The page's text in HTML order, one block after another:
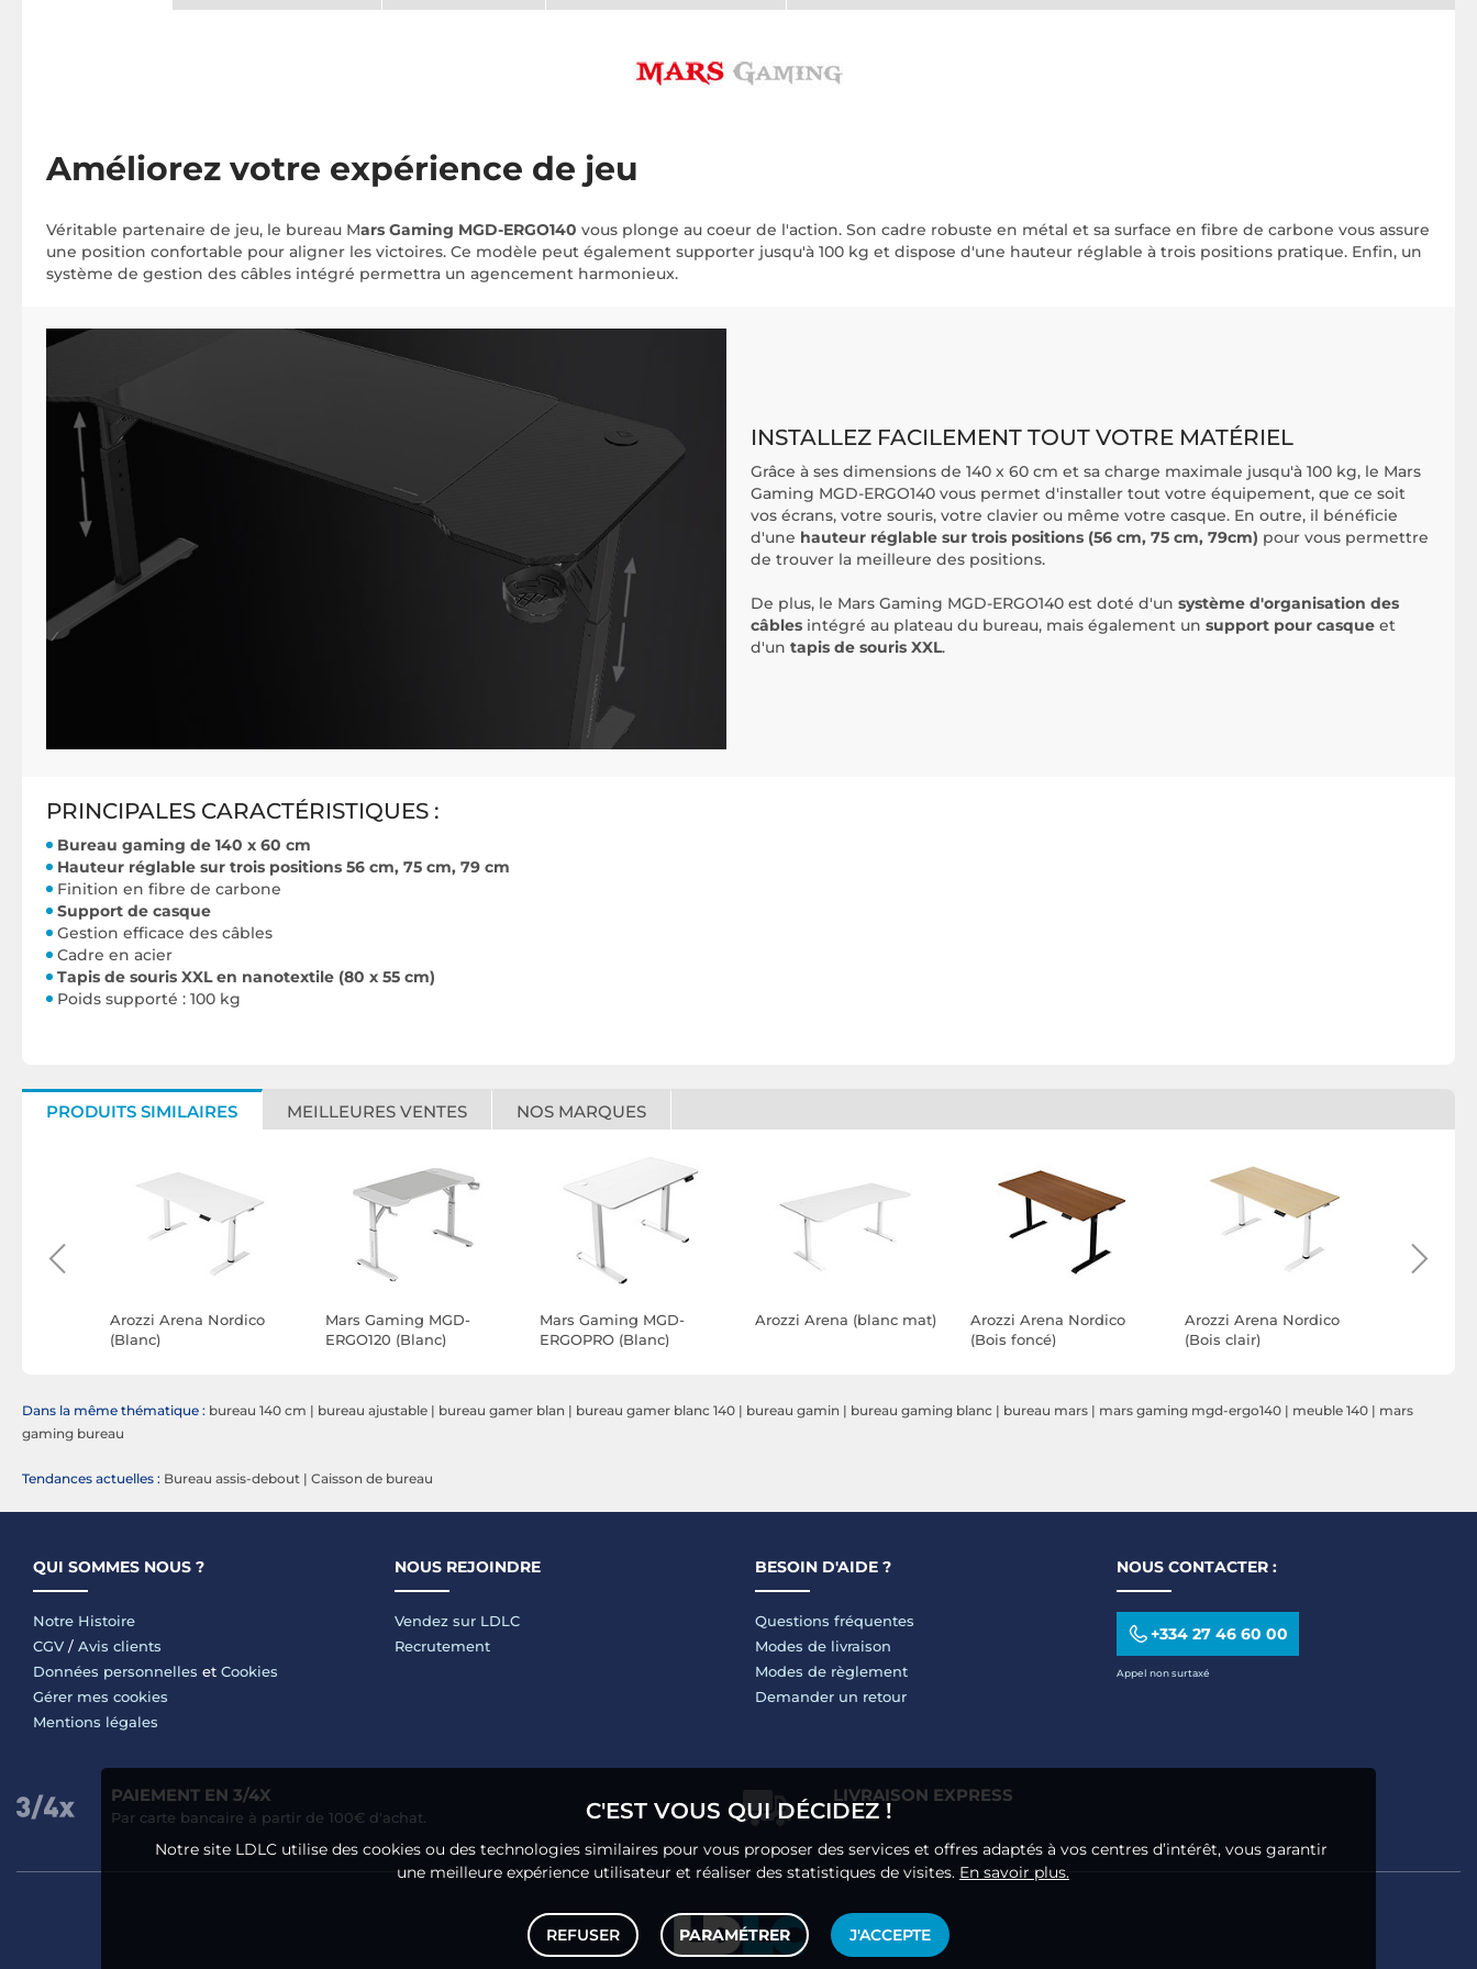
Améliorez votre expérience de jeu
Véritable partenaire de jeu, le bureau Mars Gaming MGD-ERGO140 vous plonge au coeur de l'action. Son cadre robuste en métal et sa surface en fibre de carbone vous assure
une position confortable pour aligner les victoires. Ce modèle peut également supporter jusqu'à 100 kg et dispose d'une hauteur réglable à trois positions pratique. Enfin, un
système de gestion des câbles intégré permettra un agencement harmonieux.
INSTALLEZ FACILEMENT TOUT VOTRE MATÉRIEL
Grâce à ses dimensions de 140 x 60 cm et sa charge maximale jusqu'à 100 kg, le Mars
Gaming MGD-ERGO140 vous permet d'installer tout votre équipement, que ce soit
vos écrans, votre souris, votre clavier ou même votre casque. En outre, il bénéficie
d'une hauteur réglable sur trois positions (56 cm, 75 cm, 79cm) pour vous permettre
de trouver la meilleure des positions.
De plus, le Mars Gaming MGD-ERGO140 est doté d'un système d'organisation des
câbles intégré au plateau du bureau, mais également un support pour casque et
d'un tapis de souris XXL.
PRINCIPALES CARACTÉRISTIQUES :
Bureau gaming de 140 x 60 cm
Hauteur réglable sur trois positions 56 cm, 75 cm, 79 cm
Finition en fibre de carbone
Support de casque
Gestion efficace des câbles
Cadre en acier
Tapis de souris XXL en nanotextile (80 x 55 cm)
Poids supporté : 100 kg
PRODUITS SIMILAIRES MEILLEURES VENTES NOS MARQUES
Arozzi Arena Nordico
(Blanc)
Mars Gaming MGD-
ERGO120 (Blanc)
Mars Gaming MGD-
ERGOPRO (Blanc)
Arozzi Arena (blanc mat)
Arozzi Arena Nordico
(Bois foncé)
Arozzi Arena Nordico
(Bois clair)
Dans la même thématique : bureau 140 cm | bureau ajustable | bureau gamer blan | bureau gamer blanc 140 | bureau gamin | bureau gaming blanc | bureau mars | mars gaming mgd-ergo140 | meuble 140 | mars
gaming bureau
Tendances actuelles : Bureau assis-debout | Caisson de bureau
C'EST VOUS QUI DÉCIDEZ !
Notre site LDLC utilise des cookies ou des technologies similaires pour vous proposer des services et offres adaptés à vos centres d’intérêt, vous garantir
une meilleure expérience utilisateur et réaliser des statistiques de visites. En savoir plus.
REFUSER PARAMÉTRER J'ACCEPTE
QUI SOMMES NOUS ?
Notre Histoire
CGV / Avis clients
Données personnelles et Cookies
Gérer mes cookies
Mentions légales
NOUS REJOINDRE
Vendez sur LDLC
Recrutement
BESOIN D'AIDE ?
Questions fréquentes
Modes de livraison
Modes de règlement
Demander un retour
NOUS CONTACTER :
+334 27 46 60 00
Appel non surtaxé
PAIEMENT EN 3/4X
Par carte bancaire à partir de 100€ d'achat.
LIVRAISON EXPRESS